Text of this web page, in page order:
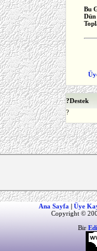
Bu
Dün
?Destek
?
Ana Sayfa | Üye
Copyright ©
Bir